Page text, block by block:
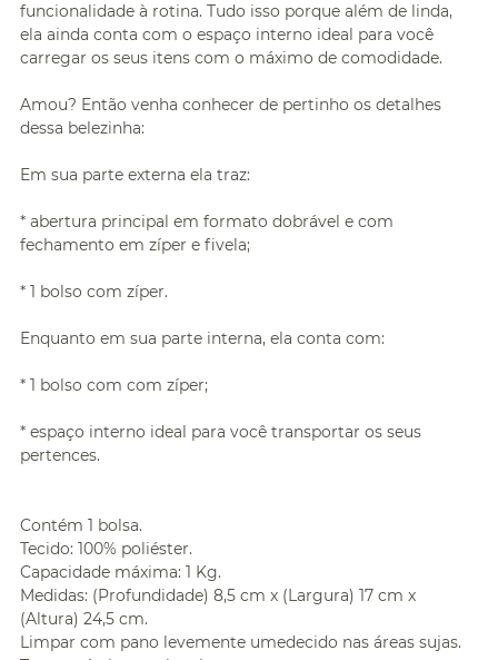
funcionalidade à rotina. Tudo isso porque além de linda,
ela ainda conta com o espaço interno ideal para você
carregar os seus itens com o máximo de comodidade.
Amou? Então venha conhecer de pertinho os detalhes
dessa belezinha:
Em sua parte externa ela traz:
* abertura principal em formato dobrável e com
fechamento em zíper e fivela;
* 1 bolso com zíper.
Enquanto em sua parte interna, ela conta com:
* 1 bolso com com zíper;
* espaço interno ideal para você transportar os seus
pertences.
Contém 1 bolsa.
Tecido: 100% poliéster.
Capacidade máxima: 1 Kg.
Medidas: (Profundidade) 8,5 cm x (Largura) 17 cm x
(Altura) 24,5 cm.
Limpar com pano levemente umedecido nas áreas sujas.